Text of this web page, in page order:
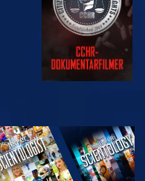
UTFORSK
SERIEN